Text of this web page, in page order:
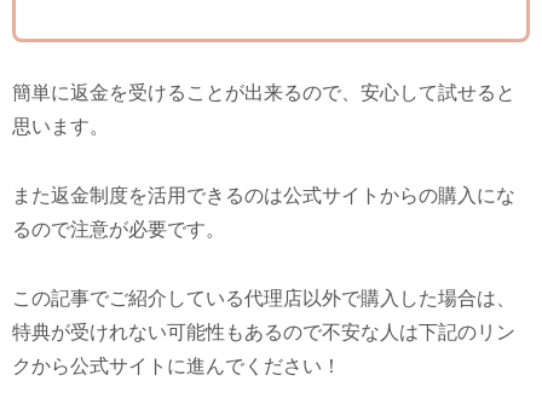
簡単に返金を受けることが出来るので、安心して試せると
思います。
また返金制度を活用できるのは公式サイトからの購入にな
るので注意が必要です。
この記事でご紹介している代理店以外で購入した場合は、
特典が受けれない可能性もあるので不安な人は下記のリン
クから公式サイトに進んでください！